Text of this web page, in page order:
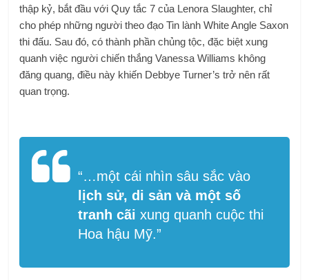
thập kỷ, bắt đầu với Quy tắc 7 của Lenora Slaughter, chỉ
cho phép những người theo đạo Tin lành White Angle Saxon
thi đấu. Sau đó, có thành phần chủng tộc, đặc biệt xung
quanh việc người chiến thắng Vanessa Williams không
đăng quang, điều này khiến Debbye Turner’s trở nên rất
quan trọng.
“…một cái nhìn sâu sắc vào
lịch sử, di sản và một số
tranh cãi xung quanh cuộc thi
Hoa hậu Mỹ.”